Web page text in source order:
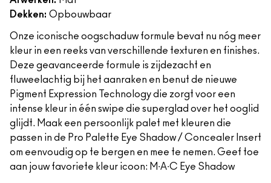
Dekken: Opbouwbaar
Onze iconische oogschaduw formule bevat nu nóg meer
kleur in een reeks van verschillende texturen en finishes.
Deze geavanceerde formule is zijdezacht en
fluweelachtig bij het aanraken en benut de nieuwe
Pigment Expression Technology die zorgt voor een
intense kleur in één swipe die superglad over het ooglid
glijdt. Maak een persoonlijk palet met kleuren die
passen in de Pro Palette Eye Shadow / Concealer Insert
om eenvoudig op te bergen en mee te nemen. Geef toe
aan jouw favoriete kleur icoon: M∙A∙C Eye Shadow